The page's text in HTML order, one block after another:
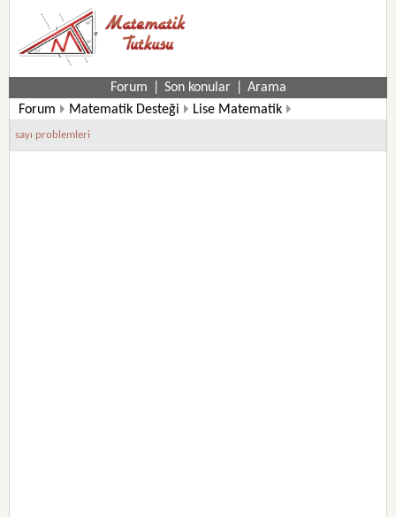
Forum Son konular
Arama
Forum
Matematik Desteği
Lise Matematik
12. Sınıf Matematik Soruları
sayı problemleri